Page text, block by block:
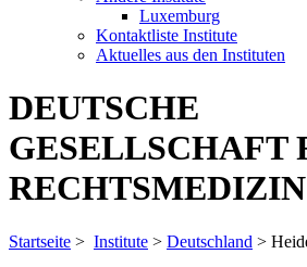
Luxemburg
Kontaktliste Institute
Aktuelles aus den Instituten
DEUTSCHE
GESELLSCHAFT
RECHTSMEDIZIN
Startseite > Institute > Deutschland >